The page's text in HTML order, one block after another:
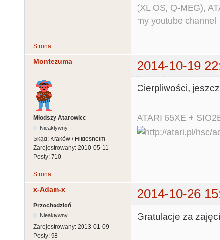
(XL OS, Q-MEG),
my youtube channel
Strona
Montezuma 2014-10-19
Młodszy Atarowiec
Nieaktywny
Skąd: Kraków / Hildesheim
Zarejestrowany: 2010-05-11
Posty: 710
Cierpliwości,
ATARI 65XE +
Strona
x-Adam-x 2014-10-26
Przechodzień
Nieaktywny
Zarejestrowany: 2013-01-09
Posty: 98
Gratulacje za